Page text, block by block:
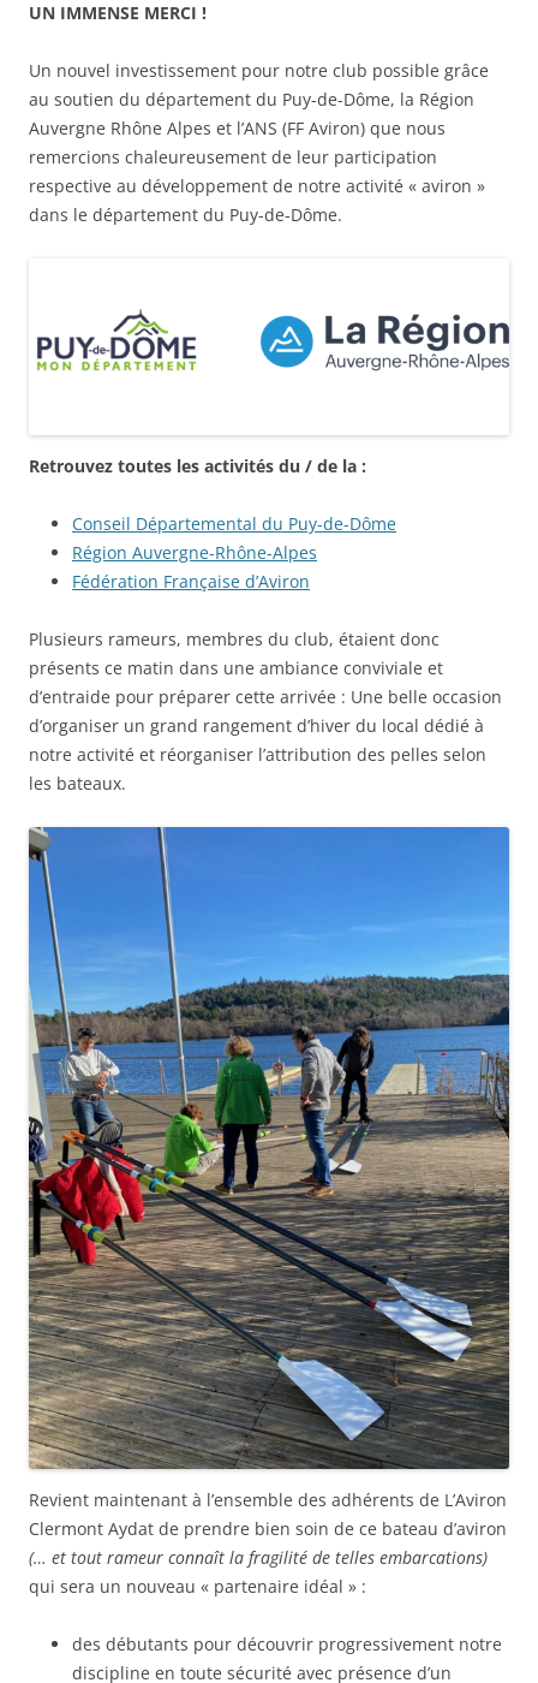
UN IMMENSE MERCI !
Un nouvel investissement pour notre club possible grâce
au soutien du département du Puy-de-Dôme, la Région
Auvergne Rhône Alpes et l’ANS (FF Aviron) que nous
remercions chaleureusement de leur participation
respective au développement de notre activité « aviron »
dans le département du Puy-de-Dôme.
Retrouvez toutes les activités du / de la :
Conseil Départemental du Puy-de-Dôme
Région Auvergne-Rhône-Alpes
Fédération Française d’Aviron
Plusieurs rameurs, membres du club, étaient donc
présents ce matin dans une ambiance conviviale et
d’entraide pour préparer cette arrivée : Une belle occasion
d’organiser un grand rangement d’hiver du local dédié à
notre activité et réorganiser l’attribution des pelles selon
les bateaux.
Revient maintenant à l’ensemble des adhérents de L’Aviron
Clermont Aydat de prendre bien soin de ce bateau d’aviron
(… et tout rameur connaît la fragilité de telles embarcations)
qui sera un nouveau « partenaire idéal » :
des débutants pour découvrir progressivement notre
discipline en toute sécurité avec présence d’un